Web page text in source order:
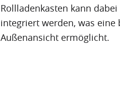
Rollladenkasten kann
integriert werden, was eine
Außenansicht ermöglicht.